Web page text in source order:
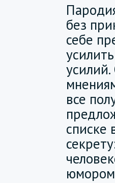
без
себе
все
списке